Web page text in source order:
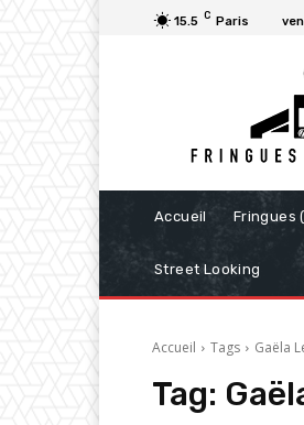
15.5 C Paris
Accueil Fringues
Street Looking
Accueil Tags Gaëla
Tag: